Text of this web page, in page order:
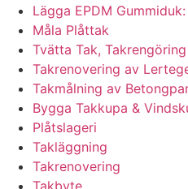
Lägga EPDM
Måla Plåttak
Tvätta Tak,
Takrenovering av
Takmålning av
Bygga Takkupa &
Plåtslageri
Takläggning
Takrenovering
Takbyte